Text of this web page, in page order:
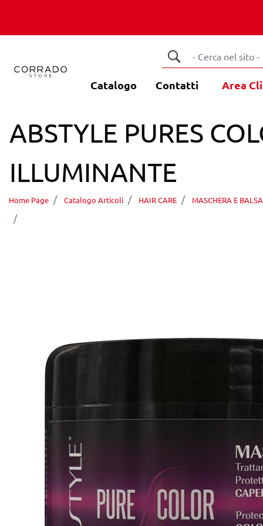
Catalogo Contatti Area
ABSTYLE PURES
ILLUMINANTE
Home Page Catalogo Articoli HAIR CARE MASCHERA E